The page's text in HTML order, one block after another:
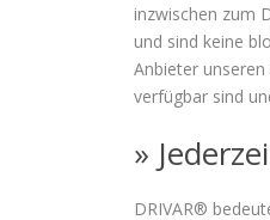
inzwischen zum
und sind keine
Anbieter
verfügbar sind
»
DRIVAR®